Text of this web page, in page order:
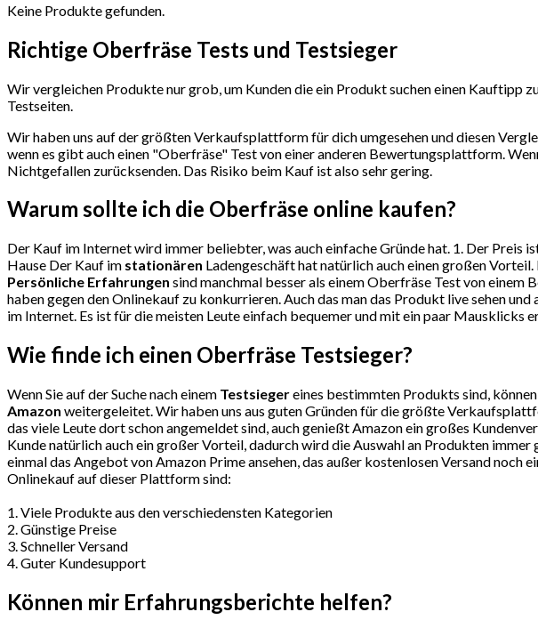
Keine Produkte gefunden.
Richtige Oberfräse Tests und Testsieger
Wir vergleichen Produkte nur grob, um Kunden die ein Produkt suchen einen Kauftipp
Testseiten.
Wir haben uns auf der größten Verkaufsplattform für dich umgesehen und diesen
wenn es gibt auch einen "Oberfräse" Testvon einer anderen Bewertungsplattform.
Nichtgefallen zurücksenden. Das Risiko beim Kauf ist also sehr gering.
Warum sollte ich die Oberfräse online kaufen?
Der Kauf im Internet wird immer beliebter, was auch einfache Gründe hat. 1. Der Preis
Hause Der Kauf im stationären Ladengeschäft hat natürlich auch einen großen
Persönliche Erfahrungen sind manchmal besser als einem Oberfräse Test von
haben gegen den Onlinekauf zu konkurrieren. Auch das man das Produkt live sehen
im Internet. Es ist für die meisten Leute einfach bequemer und mit ein paar Mausklicks
Wie finde ich einen Oberfräse Testsieger?
Wenn Sie auf der Suche nach einem Testsiegereines bestimmten Produkts sind,
Amazon weitergeleitet. Wir haben uns aus guten Gründen für die größte
das viele Leute dort schon angemeldet sind, auch genießt Amazon ein großes
Kunde natürlich auch ein großer Vorteil, dadurch wird die Auswahl an Produkten
einmal das Angebot von Amazon Prime ansehen, das außer kostenlosen Versand
Onlinekauf auf dieser Plattform sind:
1. Viele Produkte aus den verschiedensten Kategorien
2. Günstige Preise
3. Schneller Versand
4. Guter Kundesupport
Können mir Erfahrungsberichte helfen?